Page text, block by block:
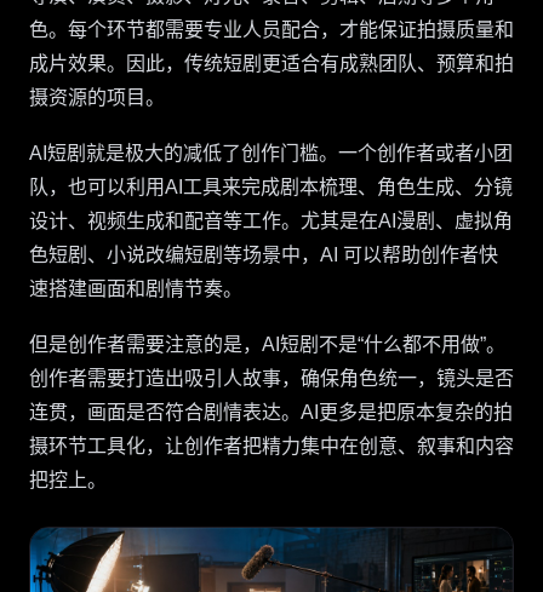
色。每个环节都需要专业人员配合，才能保证拍摄质量和
成片效果。因此，传统短剧更适合有成熟团队、预算和拍
摄资源的项目。
AI短剧就是极大的减低了创作门槛。一个创作者或者小团
队，也可以利用AI工具来完成剧本梳理、角色生成、分镜
设计、视频生成和配音等工作。尤其是在AI漫剧、虚拟角
色短剧、小说改编短剧等场景中，AI 可以帮助创作者快
速搭建画面和剧情节奏。
但是创作者需要注意的是，AI短剧不是“什么都不用做”。
创作者需要打造出吸引人故事，确保角色统一，镜头是否
连贯，画面是否符合剧情表达。AI更多是把原本复杂的拍
摄环节工具化，让创作者把精力集中在创意、叙事和内容
把控上。